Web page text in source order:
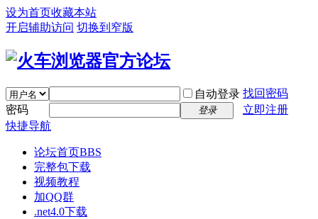
设为首页收藏本站
开启辅助访问 切换到窄版
自动登录 找回密码
密码
登录
立即注册
快捷导航
论坛首页BBS
完整包下载
视频教程
加QQ群
.net4.0下载